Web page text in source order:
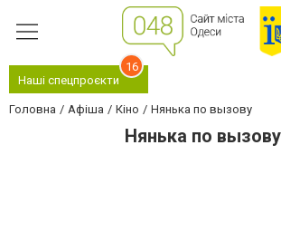
Наші спецпроєкти
16
Головна Афіша Кіно Нянька по вызову
Нянька по вызову